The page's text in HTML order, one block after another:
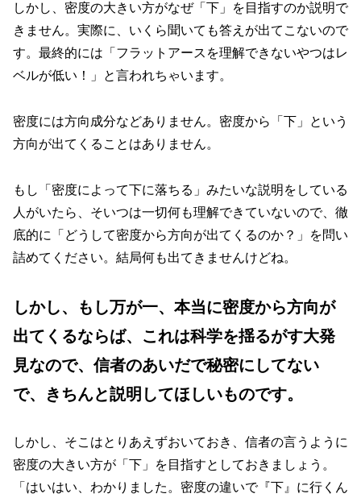
しかし、密度の大きい方がなぜ「下」を目指すのか説明で
きません。実際に、いくら聞いても答えが出てこないので
す。最終的には「フラットアースを理解できないやつはレ
ベルが低い！」と言われちゃいます。
密度には方向成分などありません。密度から「下」という
方向が出てくることはありません。
もし「密度によって下に落ちる」みたいな説明をしている
人がいたら、そいつは一切何も理解できていないので、徹
底的に「どうして密度から方向が出てくるのか？」を問い
詰めてください。結局何も出てきませんけどね。
しかし、もし万が一、本当に密度から方向が
出てくるならば、これは科学を揺るがす大発
見なので、信者のあいだで秘密にしてない
で、きちんと説明してほしいものです。
しかし、そこはとりあえずおいておき、信者の言うように
密度の大きい方が「下」を目指すとしておきましょう。
「はいはい、わかりました。密度の違いで『下』に行くん